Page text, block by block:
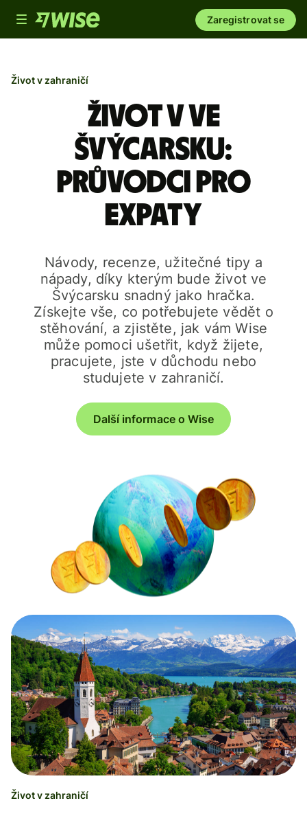
Toggle
navigation
Zaregistrovat se
Život v zahraničí
Život v ve
Švýcarsku:
průvodci pro
expaty
Návody, recenze, užitečné tipy a
nápady, díky kterým bude život ve
Švýcarsku snadný jako hračka.
Získejte vše, co potřebujete vědět o
stěhování, a zjistěte, jak vám Wise
může pomoci ušetřit, když žijete,
pracujete, jste v důchodu nebo
studujete v zahraničí.
Další informace o Wise
Život v zahraničí